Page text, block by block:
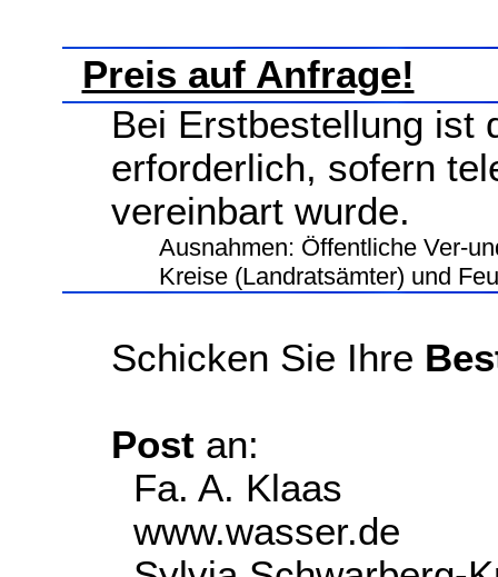
Preis auf Anfrage!
Bei Erstbestellung ist
erforderlich, sofern
vereinbart wurde.
Ausnahmen: Öffentliche Ver-
Kreise (Landratsämter) und
Schicken Sie Ihre
Postan:
Fa. A. Klaas
www.wasser.de